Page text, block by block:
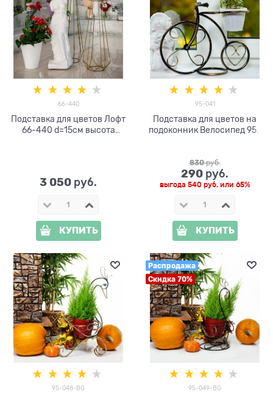
66-440
Подставка для цветов Лофт
66-440 d=15см высота
3 050 руб.
КУПИТЬ
95-041
Подставка для цветов на
подоконник Велосипед 95-
830 руб.
290 руб.
выгода 540 руб.или 65%
КУПИТЬ
95-048-BG
Распродажа
Скидка 70%
95-049-BG